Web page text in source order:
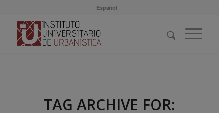
Español
TAG ARCHIVE FOR: